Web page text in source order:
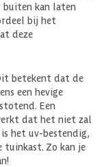
buiten kan laten
bij het
deze
betekent dat de
een hevige
Een
dat het niet zal
het uv-bestendig,
tuinkast. Zo kan je